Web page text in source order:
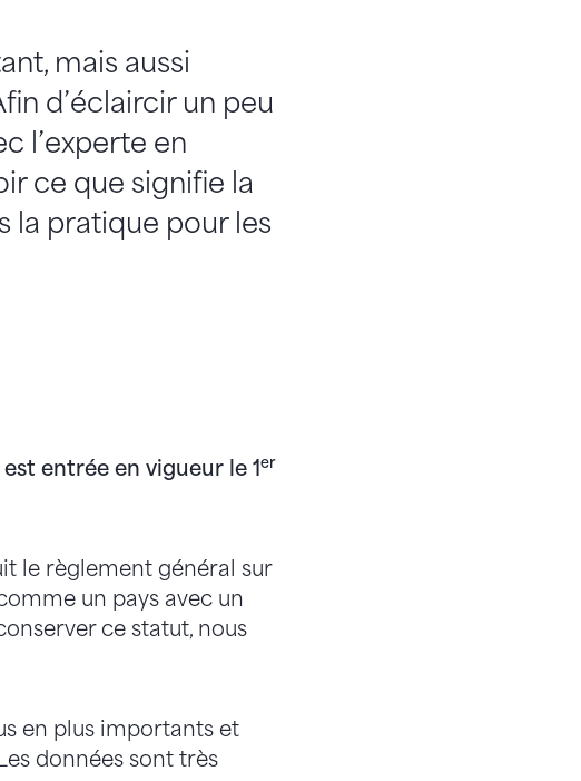
mais aussi
d’éclaircir un peu
l’experte en
ce que signifie la
la pratique pour les
entrée en vigueur le 1 er
le règlement général sur
un pays avec un
ce statut, nous
en plus importants et
données sont très